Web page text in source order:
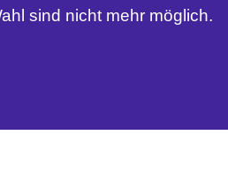
sind nicht mehr möglich.